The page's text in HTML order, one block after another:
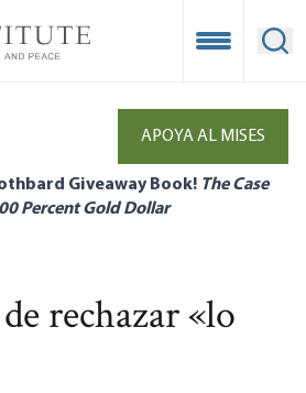
Open
APOYA AL MISES
Giveaway Book! The Case
Percent Gold Dollar
rechazar «lo